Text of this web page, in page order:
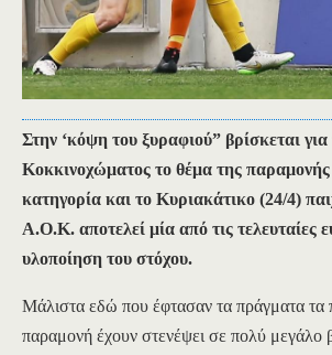
Στην ‘κόψη του ξυραφιού” βρίσκεται για
Κοκκινοχώματος το θέμα της
κατηγορία και το Κυριακάτικο (24/4)
Α.Ο.Κ. αποτελεί μία από τις τελευταίες
υλοποίηση του στόχου.
Μάλιστα εδώ που έφτασαν τα πράγματα τα
παραμονή έχουν στενέψει σε πολύ μεγάλο